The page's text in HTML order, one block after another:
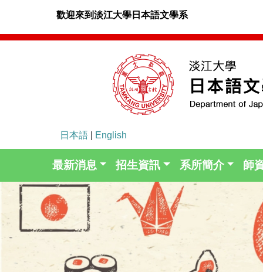
歡迎來到淡江大學日本語文學系
日本語 English
最新消息 招生資訊 系所簡介 師